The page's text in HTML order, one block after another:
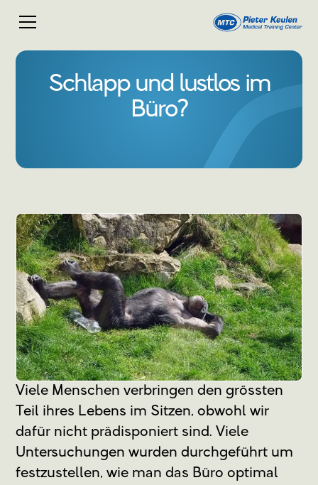
Schlapp und lustlos im
Büro?
Viele Menschen verbringen den grössten
Teil ihres Lebens im Sitzen, obwohl wir
dafür nicht prädisponiert sind. Viele
Untersuchungen wurden durchgeführt um
festzustellen, wie man das Büro optimal